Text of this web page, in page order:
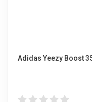
Adidas Yeezy Boost